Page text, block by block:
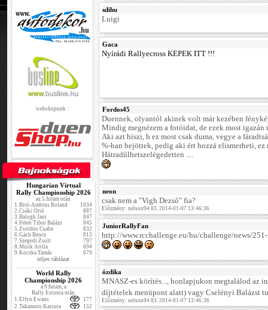
webshopunk :
Hungarian Virtual
Rally Championship 2026
az 5.futam után
1.Biró-Ambrus Roland
1034
2.Csáki Ottó
887
3.Balogh Jani
847
4.Fehér Tibor Balázs
845
5.Zsoldos Csaba
832
6.Gách Bence
813
7.Szegedi Zsolt
797
8.Misik Attila
694
9.Koczka Tamás 679
teljes táblázat
World Rally
Championship 2026
a 9.futam, a
Rally Estonia után
1.Elfyn Ewans
177
2.Takamoto Katsuta
152
sdihu
Luigi
Gaca
Nyírádi Rallyecross KÉPEK ITT !!!
Fordos45
Duennek, olyantól akinek volt már kezében
Mindig megnézem a fotóidat, de ezek most igazán
Aki azt hiszi, h ez most csak duma, vegye a
%-ban bejöttek, pedig aki ért hozzá elismerheti, ez
Hátradűlhetszelégedetten ....
neon
csak nem a "Vigh Dezső" fia?
Előzmény: nelson94 83. 2014-01-07 13:46:36
JuniorRallyFan
http://www.rcchallenge.eu/hu/challenge/news/
ózdika
MNASZ-es körítés..., honlapjukon megtalálod az
díjtételek menüpont alatt) vagy Cselényi Balázst
Előzmény: nelson94 83. 2014-01-07 13:46:36